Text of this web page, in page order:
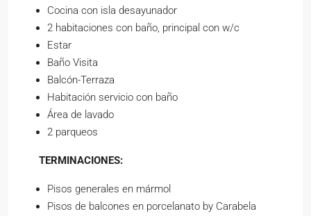
Cocina con isla desayunador
2 habitaciones con baño, principal con w/c
Estar
Baño Visita
Balcón-Terraza
Habitación servicio con baño
Área de lavado
2 parqueos
TERMINACIONES:
Pisos generales en mármol
Pisos de balcones en porcelanato by Carabela